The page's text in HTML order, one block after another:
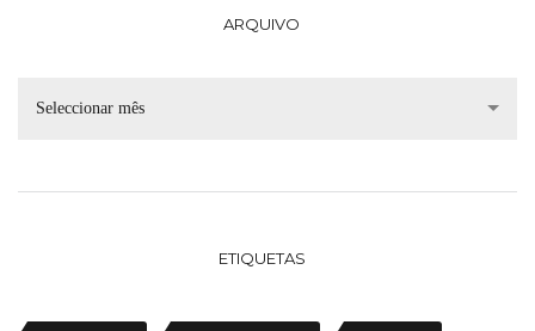
ARQUIVO
Seleccionar mês
ETIQUETAS